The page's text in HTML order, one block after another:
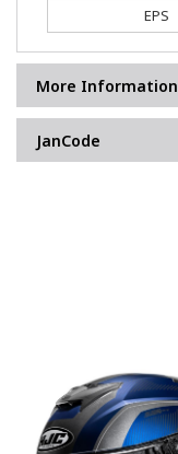
EPS
More Information
JanCode